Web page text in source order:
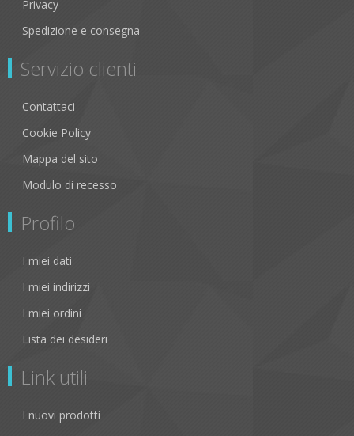
Privacy
Spedizione e consegna
Servizio clienti
Contattaci
Cookie Policy
Mappa del sito
Modulo di recesso
Profilo
I miei dati
I miei indirizzi
I miei ordini
Lista dei desideri
Link utili
I nuovi prodotti